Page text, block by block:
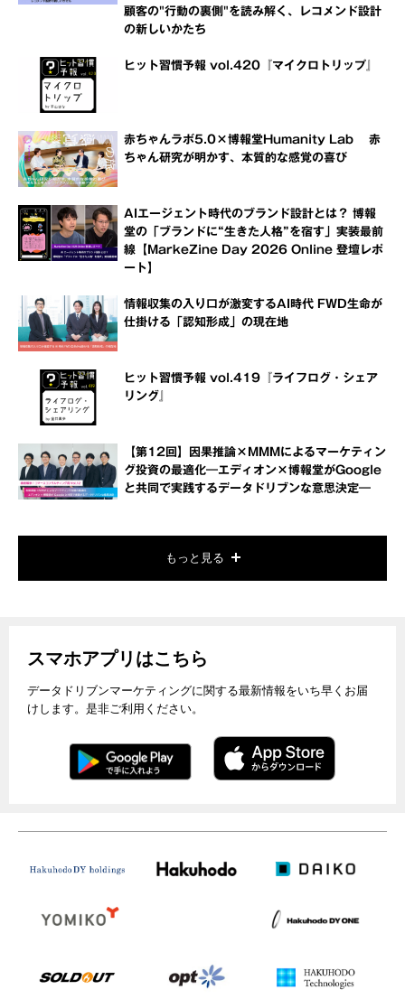
顧客の"行動の裏側"を読み解く、レコメンド設計
の新しいかたち
ヒット習慣予報 vol.420『マイクロトリップ』
赤ちゃんラボ5.0×博報堂Humanity Lab 赤
ちゃん研究が明かす、本質的な感覚の喜び
AIエージェント時代のブランド設計とは？ 博報
堂の「ブランドに“生きた人格”を宿す」実装最前
線【MarkeZine Day 2026 Online 登壇レポ
ート】
情報収集の入り口が激変するAI時代 FWD生命が
仕掛ける「認知形成」の現在地
ヒット習慣予報 vol.419『ライフログ・シェア
リング』
【第12回】因果推論×MMMによるマーケティン
グ投資の最適化―エディオン×博報堂がGoogle
と共同で実践するデータドリブンな意思決定―
もっと見る
スマホアプリはこちら
データドリブンマーケティングに関する最新情報をいち早くお届
けします。是非ご利用ください。